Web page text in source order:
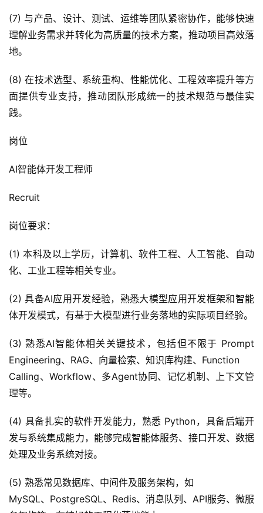
(7) 与产品、设计、测试、运维等团队紧密协作，能够快速
理解业务需求并转化为高质量的技术方案，推动项目高效落
地。
(8) 在技术选型、系统重构、性能优化、工程效率提升等方
面提供专业支持，推动团队形成统一的技术规范与最佳实
践。
岗位
AI智能体开发工程师
Recruit
岗位要求：
(1) 本科及以上学历，计算机、软件工程、人工智能、自动
化、工业工程等相关专业。
(2) 具备AI应用开发经验，熟悉大模型应用开发框架和智能
体开发模式，有基于大模型进行业务落地的实际项目经验。
(3) 熟悉AI智能体相关关键技术，包括但不限于 Prompt
Engineering、RAG、向量检索、知识库构建、Function
Calling、Workflow、多Agent协同、记忆机制、上下文管
理等。
(4) 具备扎实的软件开发能力，熟悉 Python，具备后端开
发与系统集成能力，能够完成智能体服务、接口开发、数据
处理及业务系统对接。
(5) 熟悉常见数据库、中间件及服务架构，如
MySQL、PostgreSQL、Redis、消息队列、API服务、微服